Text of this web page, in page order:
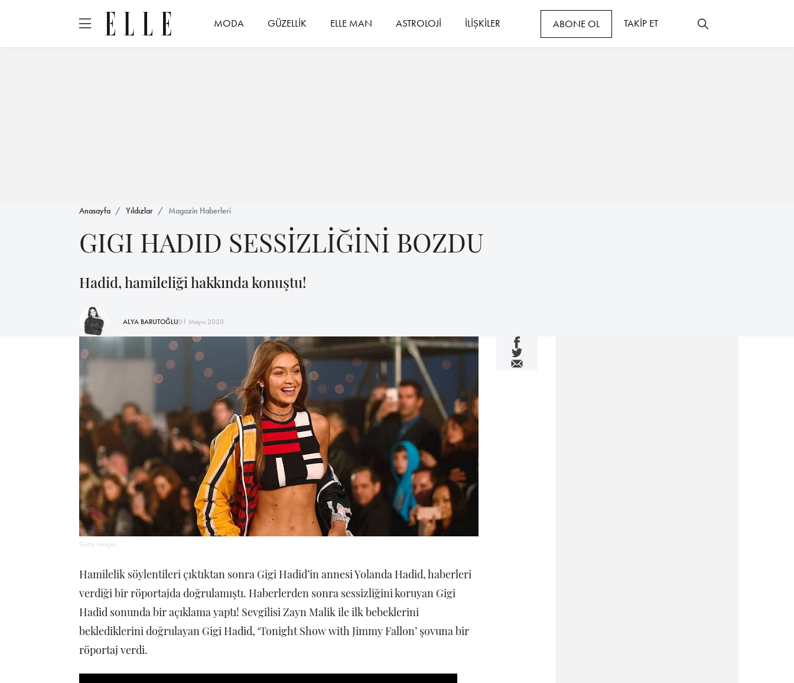
MODA GÜZELLİK ELLE MAN ASTROLOJİ İLİŞKİLER ABONE OL TAKİP ET
Anasayfa Yıldızlar Magazin Haberleri
GIGI HADID SESSİZLİĞİNİ BOZDU
Hadid, hamileliği hakkında konuştu!
ALYA BARUTOĞLU01 Mayıs 2020
Getty Images
Hamilelik söylentileri çıktıktan sonra Gigi Hadid’in annesi Yolanda Hadid, haberleri
verdiği bir röportajda doğrulamıştı. Haberlerden sonra sessizliğini koruyan Gigi
Hadid sonunda bir açıklama yaptı! Sevgilisi Zayn Malik ile ilk bebeklerini
beklediklerini doğrulayan Gigi Hadid, ‘Tonight Show with Jimmy Fallon’ şovuna bir
röportaj verdi.